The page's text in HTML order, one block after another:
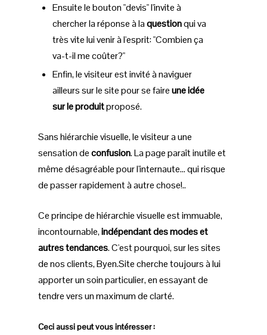
Ensuite le bouton "devis" l'invite à
chercher la réponse à laquestionqui va
très vite lui venir à l'esprit: "Combien ça
va-t-il me coûter?"
Enfin, le visiteur est invité à naviguer
ailleurs sur le site pour se faireune idée
sur le produitproposé.
Sans hiérarchie visuelle, le visiteur a une
sensation deconfusion. La page paraît inutile et
même désagréable pour l'internaute… qui risque
de passer rapidement à autre chose!..
Ce principe de hiérarchie visuelle est immuable,
incontournable,indépendant des modes et
autres tendances. C'est pourquoi, sur les sites
de nos clients, Byen.Site cherche toujours à lui
apporter un soin particulier, en essayant de
tendre vers un maximum de clarté.
Ceci aussi peut vous intéresser :